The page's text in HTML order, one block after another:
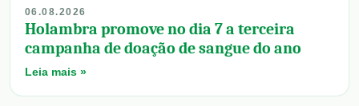
06.08.2026
Holambra promove no dia 7 a terceira
campanha de doação de sangue do ano
Leia mais »